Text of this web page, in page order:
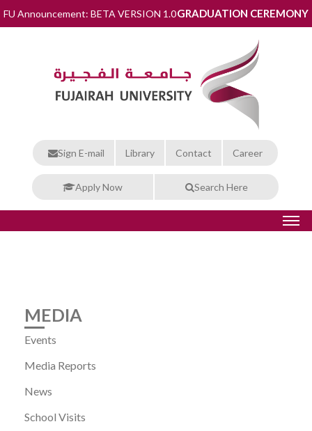
FU Announcement: BETA VERSION 1.0GRADUATION CEREMONY
Sign E-mail Library Contact Career
Apply Now Search Here
MEDIA
Events
Media Reports
News
School Visits